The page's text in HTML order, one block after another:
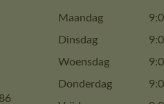
Maandag
Dinsdag
Woensdag
Donderdag